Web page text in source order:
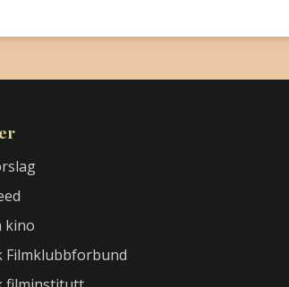
kino
Filmklubbforbund